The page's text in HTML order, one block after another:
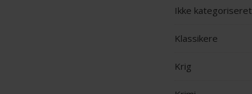
Ikke kategoriseret
Klassikere
Krig